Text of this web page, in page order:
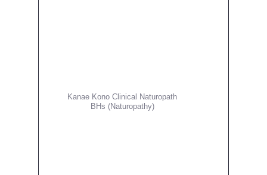
Kanae Kono Clinical Naturopath
BHs (Naturopathy)